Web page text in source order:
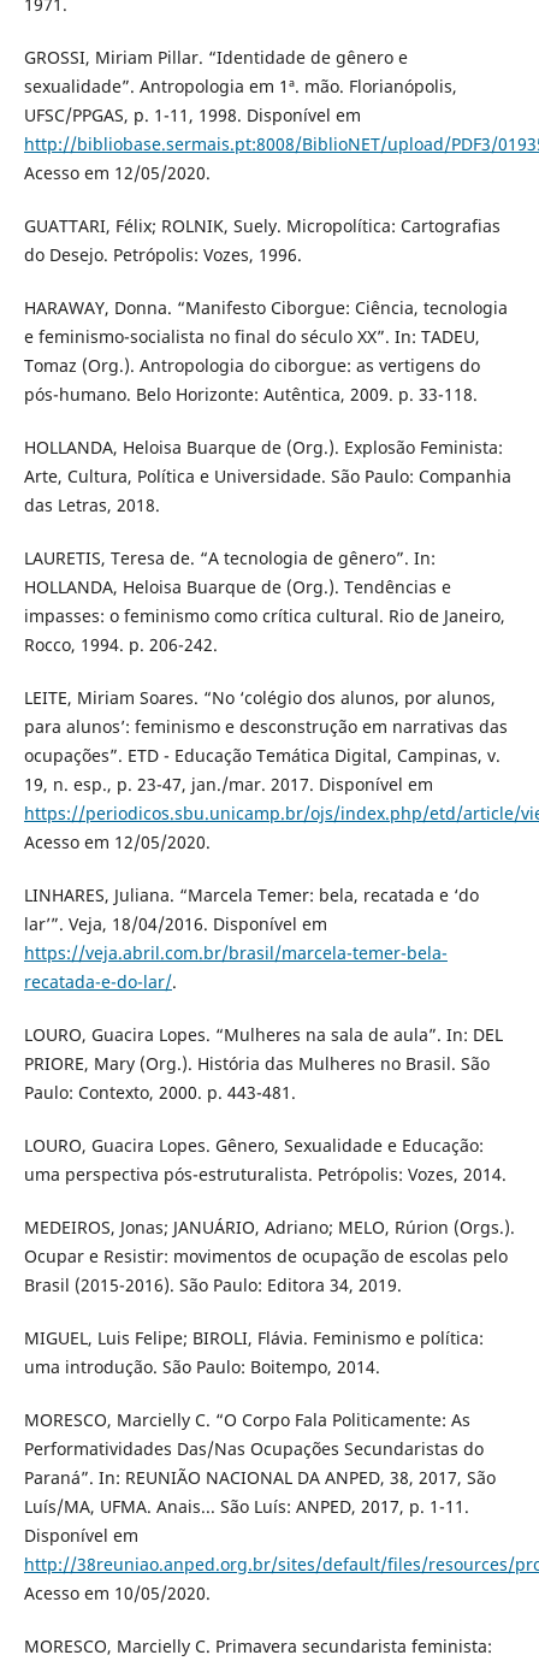
GROSSI, Miriam Pillar. “Identidade de gênero e
sexualidade”. Antropologia em 1ª. mão. Florianópolis,
UFSC/PPGAS, p. 1-11, 1998. Disponível em
http://bibliobase.sermais.pt:8008/BiblioNET/upload/PDF3/
Acesso em 12/05/2020.
GUATTARI, Félix; ROLNIK, Suely. Micropolítica: Cartografias
do Desejo. Petrópolis: Vozes, 1996.
HARAWAY, Donna. “Manifesto Ciborgue: Ciência, tecnologia
e feminismo-socialista no final do século XX”. In: TADEU,
Tomaz (Org.). Antropologia do ciborgue: as vertigens do
pós-humano. Belo Horizonte: Autêntica, 2009. p. 33-118.
HOLLANDA, Heloisa Buarque de (Org.). Explosão Feminista:
Arte, Cultura, Política e Universidade. São Paulo: Companhia
das Letras, 2018.
LAURETIS, Teresa de. “A tecnologia de gênero”. In:
HOLLANDA, Heloisa Buarque de (Org.). Tendências e
impasses: o feminismo como crítica cultural. Rio de Janeiro,
Rocco, 1994. p. 206-242.
LEITE, Miriam Soares. “No ‘colégio dos alunos, por alunos,
para alunos’: feminismo e desconstrução em narrativas das
ocupações”. ETD - Educação Temática Digital, Campinas, v.
19, n. esp., p. 23-47, jan./mar. 2017. Disponível em
https://periodicos.sbu.unicamp.br/ojs/index.php/etd/article/
Acesso em 12/05/2020.
LINHARES, Juliana. “Marcela Temer: bela, recatada e ‘do
lar’”. Veja, 18/04/2016. Disponível em
https://veja.abril.com.br/brasil/marcela-temer-bela-
recatada-e-do-lar/.
LOURO, Guacira Lopes. “Mulheres na sala de aula”. In: DEL
PRIORE, Mary (Org.). História das Mulheres no Brasil. São
Paulo: Contexto, 2000. p. 443-481.
LOURO, Guacira Lopes. Gênero, Sexualidade e Educação:
uma perspectiva pós-estruturalista. Petrópolis: Vozes, 2014.
MEDEIROS, Jonas; JANUÁRIO, Adriano; MELO, Rúrion (Orgs.).
Ocupar e Resistir: movimentos de ocupação de escolas pelo
Brasil (2015-2016). São Paulo: Editora 34, 2019.
MIGUEL, Luis Felipe; BIROLI, Flávia. Feminismo e política:
uma introdução. São Paulo: Boitempo, 2014.
MORESCO, Marcielly C. “O Corpo Fala Politicamente: As
Performatividades Das/Nas Ocupações Secundaristas do
Paraná”. In: REUNIÃO NACIONAL DA ANPED, 38, 2017, São
Luís/MA, UFMA. Anais... São Luís: ANPED, 2017, p. 1-11.
Disponível em
http://38reuniao.anped.org.br/sites/default/files/resources/
Acesso em 10/05/2020.
MORESCO, Marcielly C. Primavera secundarista feminista: